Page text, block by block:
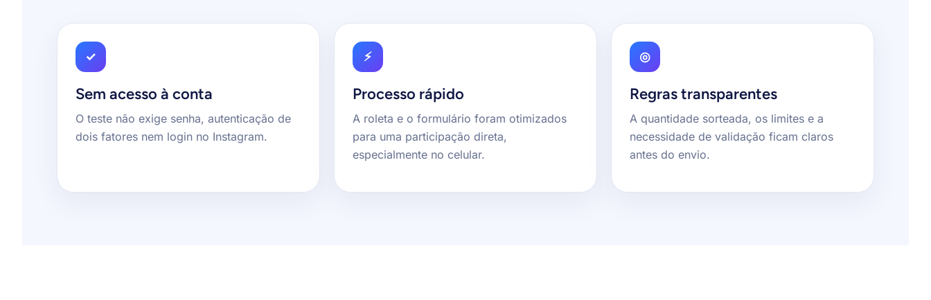
✓
Sem acesso à conta
O teste não exige senha, autenticação de
dois fatores nem login no Instagram.
⚡
Processo rápido
A roleta e o formulário foram otimizados
para uma participação direta,
especialmente no celular.
◎
Regras transparentes
A quantidade sorteada, os limites e a
necessidade de validação ficam claros
antes do envio.